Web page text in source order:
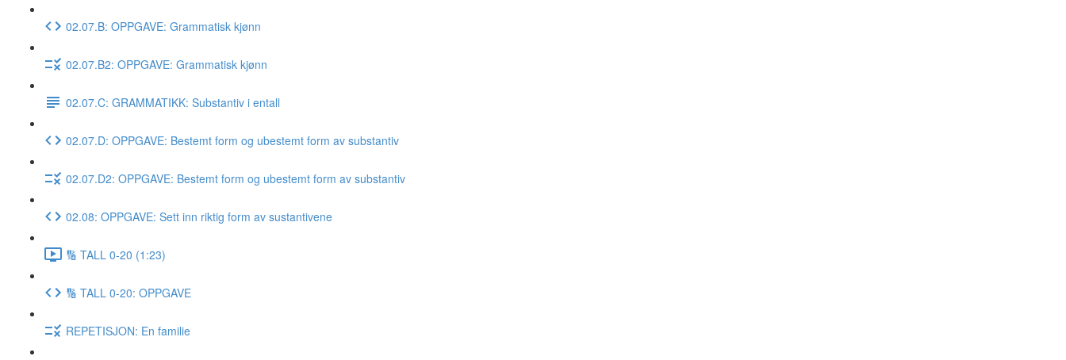
02.07.B: OPPGAVE: Grammatisk kjønn
02.07.B2: OPPGAVE: Grammatisk kjønn
02.07.C: GRAMMATIKK: Substantiv i entall
02.07.D: OPPGAVE: Bestemt form og ubestemt form av substantiv
02.07.D2: OPPGAVE: Bestemt form og ubestemt form av substantiv
02.08: OPPGAVE: Sett inn riktig form av sustantivene
🔢 TALL 0-20 (1:23)
🔢 TALL 0-20: OPPGAVE
REPETISJON: En familie